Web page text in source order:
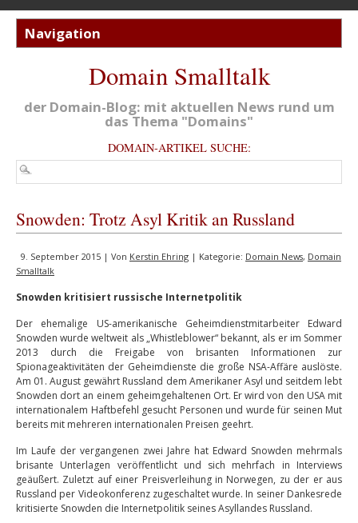
Domain Smalltalk
der Domain-Blog: mit aktuellen News rund um
das Thema "Domains"
DOMAIN-ARTIKEL SUCHE:
Snowden: Trotz Asyl Kritik an Russland
9. September 2015 | Von Kerstin Ehring | Kategorie: Domain News, Domain
Smalltalk
Snowden kritisiert russische Internetpolitik
Der ehemalige US-amerikanische Geheimdienstmitarbeiter Edward
Snowden wurde weltweit als „Whistleblower“ bekannt, als er im Sommer
2013 durch die Freigabe von brisanten Informationen zur
Spionageaktivitäten der Geheimdienste die große NSA-Affäre auslöste.
Am 01. August gewährt Russland dem Amerikaner Asyl und seitdem lebt
Snowden dort an einem geheimgehaltenen Ort. Er wird von den USA mit
internationalem Haftbefehl gesucht Personen und wurde für seinen Mut
bereits mit mehreren internationalen Preisen geehrt.
Im Laufe der vergangenen zwei Jahre hat Edward Snowden mehrmals
brisante Unterlagen veröffentlicht und sich mehrfach in Interviews
geäußert. Zuletzt auf einer Preisverleihung in Norwegen, zu der er aus
Russland per Videokonferenz zugeschaltet wurde. In seiner Dankesrede
kritisierte Snowden die Internetpolitik seines Asyllandes Russland.